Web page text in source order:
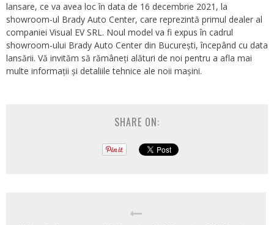
lansare, ce va avea loc în data de 16 decembrie 2021, la
showroom-ul Brady Auto Center, care reprezintă primul dealer al
companiei Visual EV SRL. Noul model va fi expus în cadrul
showroom-ului Brady Auto Center din București, începând cu data
lansării. Vă invităm să rămâneți alături de noi pentru a afla mai
multe informații și detaliile tehnice ale noii mașini.
SHARE ON: